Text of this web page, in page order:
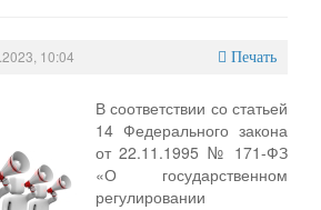
10:04 Печать
В соответствии со статьей
14 Федерального закона
от 22.11.1995 № 171-ФЗ
«О государственном
регулировании